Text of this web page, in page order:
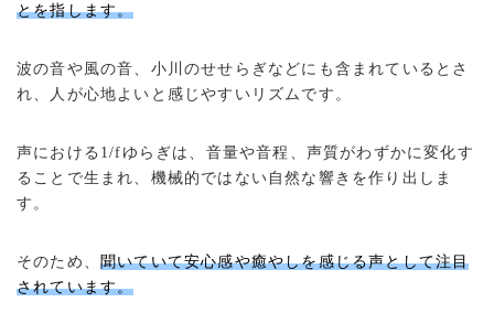
とを指します。
波の音や風の音、小川のせせらぎなどにも含まれているとさ
れ、人が心地よいと感じやすいリズムです。
声における1/fゆらぎは、音量や音程、声質がわずかに変化す
ることで生まれ、機械的ではない自然な響きを作り出しま
す。
そのため、 聞いていて安心感や癒やしを感じる声として注目
されています。